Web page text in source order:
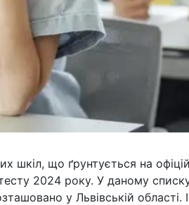
шкіл, що ґрунтується на
2024 року. У даному
у Львівській